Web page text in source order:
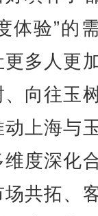
体验”的
多人更
向往玉
上海与
度深化
共拓、